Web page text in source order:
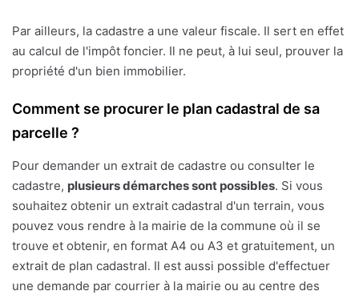
Par ailleurs, la cadastre a une valeur fiscale. Il sert en effet
au calcul de l'impôt foncier. Il ne peut, à lui seul, prouver la
propriété d'un bien immobilier.
Comment se procurer le plan cadastral de sa
parcelle ?
Pour demander un extrait de cadastre ou consulter le
cadastre, plusieurs démarches sont possibles. Si vous
souhaitez obtenir un extrait cadastral d'un terrain, vous
pouvez vous rendre à la mairie de la commune où il se
trouve et obtenir, en format A4 ou A3 et gratuitement, un
extrait de plan cadastral. Il est aussi possible d'effectuer
une demande par courrier à la mairie ou au centre des